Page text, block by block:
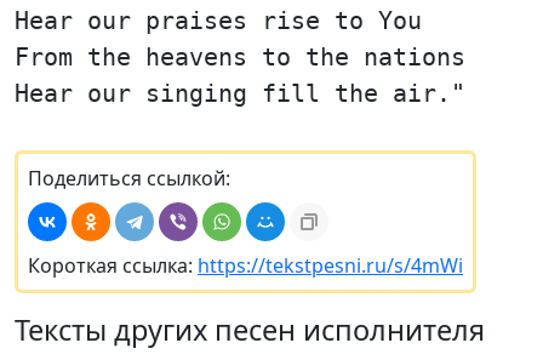
Hear our praises rise to You
From the heavens to the nations
Hear our singing fill the air."
Поделиться ссылкой:
Короткая ссылка: https://tekstpesni.ru/s/4mWi
Тексты других песен исполнителя